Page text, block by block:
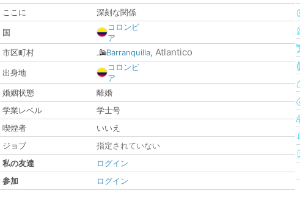
ここに
深刻な関係
国
コロンビ
ア
市区町村
Barranquilla, Atlantico
出身地
コロンビ
ア
婚姻状態
離婚
学業レベル
学士号
喫煙者
いいえ
ジョブ
指定されていない
私の友達
ログイン
参加
ログイン